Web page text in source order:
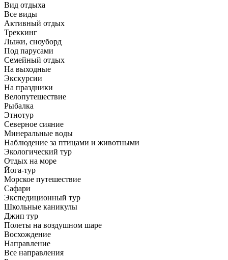
Вид отдыха
Все виды
Активный отдых
Треккинг
Лыжи, сноуборд
Под парусами
Семейный отдых
На выходные
Экскурсии
На праздники
Велопутешествие
Рыбалка
Этнотур
Северное сияние
Минеральные воды
Наблюдение за птицами и животными
Экологический тур
Отдых на море
Йога-тур
Морское путешествие
Сафари
Экспедиционный тур
Школьные каникулы
Джип тур
Полеты на воздушном шаре
Восхождение
Направлениe
Все направления